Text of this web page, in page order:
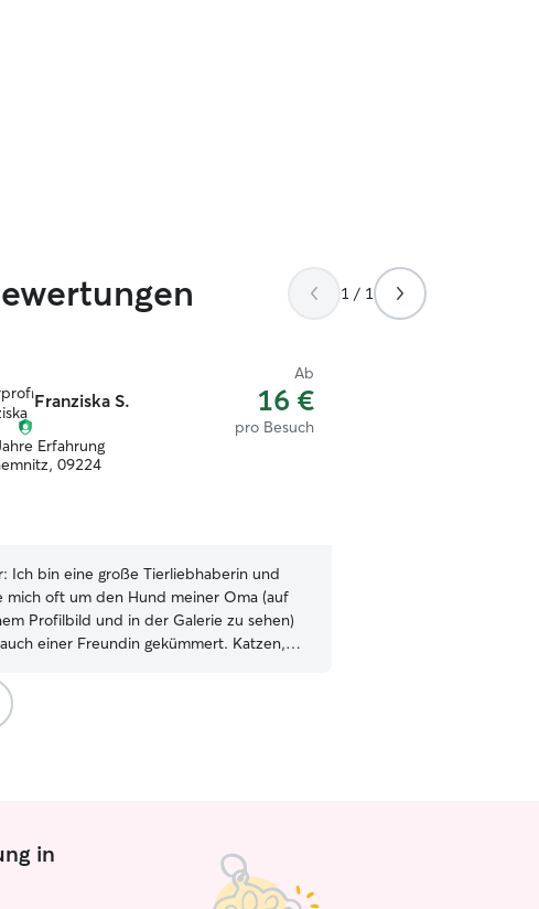
1 / 1
Franziska S.
Ab
16 €
pro Besuch
Erfahrung
09224
Ich bin eine große Tierliebhaberin und
mich oft um den Hund meiner Oma (auf
Profilbild und in der Galerie zu sehen)
einer Freundin gekümmert. Katzen,
und betreue ich gerne. Ich selbst habe
kein Haustier, früher aber mal 2
Ich habe am Wochenende
Fütter- und oder Spielbesuch kommen
bringe ich viel Motivation und Lust auf
und Spielen mit. Die besten
in